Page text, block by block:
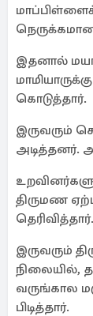
இதனால்
கொடுத்தார்.
இருவரும்
அடித்தனர்.
திருமண
தெரிவித்தார்.
இருவரும்
நிலையில்,
வருங்கால
பிடித்தார்.